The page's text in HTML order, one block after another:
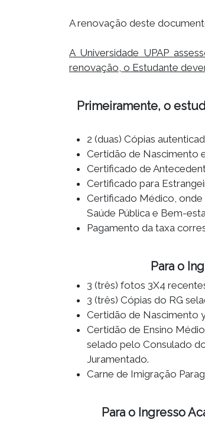
A renovação deste
A Universidade UPAP
renovação, o Estudante
Primeiramente, o
2 (duas) Cópias
Certidão de Nascimento
Certificado de
Certificado para
Certificado Médico, onde
Saúde Pública e Bem-
Pagamento da taxa
Para o
3 (três) fotos 3X4
3 (três) Cópias do RG
Certidão de Nascimento
Certidão de Ensino
selado pelo Consulado
Juramentado.
Carne de Imigração
Para o Ingresso